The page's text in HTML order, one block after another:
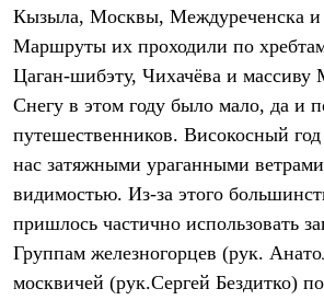
Брюки
Флисовая одежда
Куртки
Брюки
Термобелье
Теплое термобелье
Легкое термобелье
Лёгкая одежда
Футболки
Рубашки
Толстовки
Брюки
Кызыла, Москвы, Междуреченска и
Маршруты их проходили по
Цаган-шибэту, Чихачёва и массиву
Снегу в этом году было мало, да и
путешественников. Високосный год
нас затяжными ураганными
видимостью. Из-за этого
пришлось частично использовать
Группам железногорцев (рук.
москвичей (рук.Сергей Бездитко)